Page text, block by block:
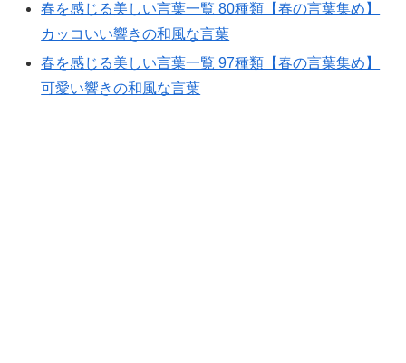
春を感じる美しい言葉一覧 80種類【春の言葉集め】
カッコいい響きの和風な言葉
春を感じる美しい言葉一覧 97種類【春の言葉集め】
可愛い響きの和風な言葉